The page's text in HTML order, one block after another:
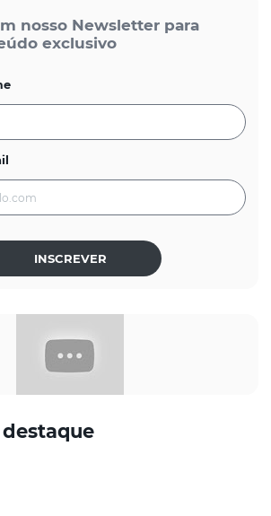
nosso Newsletter para
exclusivo
INSCREVER